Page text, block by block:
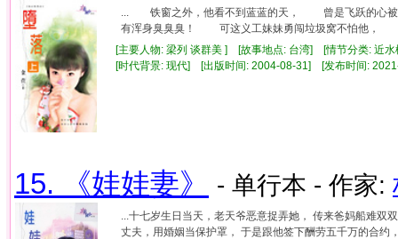
... 铁窗之外，他看不到蓝蓝的天， 曾是飞跃的心
有浑身臭臭臭！ 可这义工妹妹勇闯垃圾窝不怕他，
[主要人物: 梁列 谈群美 ] [故事地点: 台湾] [情节分类: 近水
[时代背景: 现代] [出版时间: 2004-08-31] [发布时间:
15. 《娃娃妻》 - 单行本 - 作家:
...十七岁生日当天，老天爷恶意捉弄她， 传来爸妈船难
丈夫，用婚姻当保护罩， 于是跟他签下酬劳五千万的合约